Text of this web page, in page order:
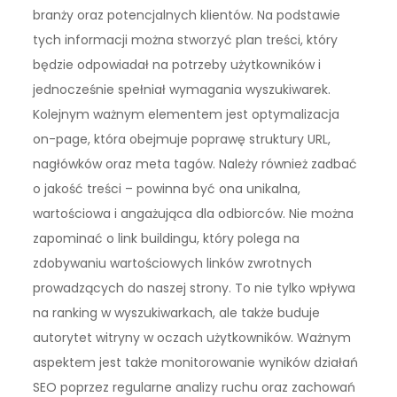
branży oraz potencjalnych klientów. Na podstawie
tych informacji można stworzyć plan treści, który
będzie odpowiadał na potrzeby użytkowników i
jednocześnie spełniał wymagania wyszukiwarek.
Kolejnym ważnym elementem jest optymalizacja
on-page, która obejmuje poprawę struktury URL,
nagłówków oraz meta tagów. Należy również zadbać
o jakość treści – powinna być ona unikalna,
wartościowa i angażująca dla odbiorców. Nie można
zapominać o link buildingu, który polega na
zdobywaniu wartościowych linków zwrotnych
prowadzących do naszej strony. To nie tylko wpływa
na ranking w wyszukiwarkach, ale także buduje
autorytet witryny w oczach użytkowników. Ważnym
aspektem jest także monitorowanie wyników działań
SEO poprzez regularne analizy ruchu oraz zachowań